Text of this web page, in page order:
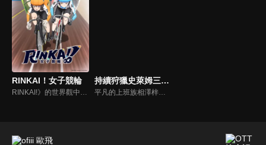
RINKAI！女子競輪
RINKAI!》的世界觀中，女子競輪是在戰後的混亂期所誕生的競賽項目。在項目結束後的數十年，女子徑輪以「RINKAI LEAGUE」的名義重生，而來自全國各地的選手們為了爭奪頂點的榮耀，將在競賽中發光發熱。
持續狩獵史萊姆三百年，不知不覺就練到LV MAX
平凡的上班族相澤梓，因工作過度過勞死。她轉生到異世界，成為不老不死的魔女亞梓莎。鑑於前世的經驗，她在邊境的高原開始悠閒的慢活。打倒史來姆賺取金錢，像個魔女般製作藥物照顧山腳下的村莊。她持續過這樣的生活，被稱為「高原的魔女大人」。300年後，持續打倒史來姆累積的經驗值，讓亞梓莎在不知不覺間成為LV99，也就是世界最強。